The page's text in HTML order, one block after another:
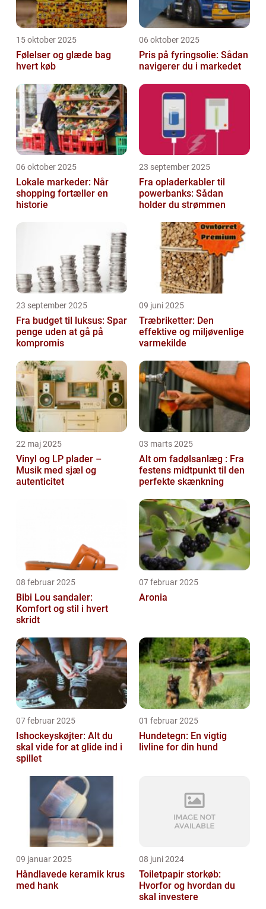
15 oktober 2025
Følelser og glæde bag
hvert køb
06 oktober 2025
Pris på fyringsolie: Sådan
navigerer du i markedet
06 oktober 2025
Lokale markeder: Når
shopping fortæller en
historie
23 september 2025
Fra opladerkabler til
powerbanks: Sådan
holder du strømmen
23 september 2025
Fra budget til luksus: Spar
penge uden at gå på
kompromis
09 juni 2025
Træbriketter: Den
effektive og miljøvenlige
varmekilde
22 maj 2025
Vinyl og LP plader –
Musik med sjæl og
autenticitet
03 marts 2025
Alt om fadølsanlæg : Fra
festens midtpunkt til den
perfekte skænkning
08 februar 2025
Bibi Lou sandaler:
Komfort og stil i hvert
skridt
07 februar 2025
Aronia
07 februar 2025
Ishockeyskøjter: Alt du
skal vide for at glide ind i
spillet
01 februar 2025
Hundetegn: En vigtig
livline for din hund
09 januar 2025
Håndlavede keramik krus
med hank
08 juni 2024
Toiletpapir storkøb:
Hvorfor og hvordan du
skal investere